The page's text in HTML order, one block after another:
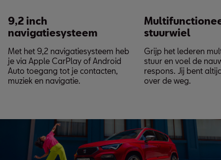
9,2 inch
navigatiesysteem
Met het 9,2 navigatiesysteem heb
je via Apple CarPlay of Android
Auto toegang tot je contacten,
muziek en navigatie.
stuurwiel
Grijp het lederen
stuur en voel de
respons. Jij bent
over de weg.